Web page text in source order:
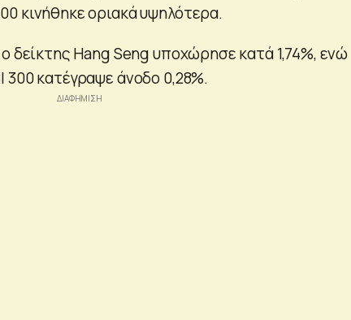
κινήθηκε οριακά υψηλότερα.
δείκτης Hang Seng υποχώρησε κατά 1,74%, ενώ
300 κατέγραψε άνοδο 0,28%.